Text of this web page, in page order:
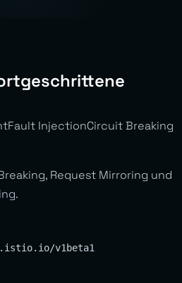
InjectionCircuit Breaking
Request Mirroring und
v1beta1